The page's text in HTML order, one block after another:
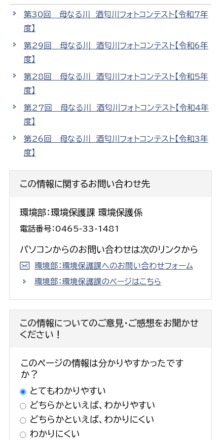
第30回 母なる川 酒匂川フォトコンテスト【令和7年
度】
第29回 母なる川 酒匂川フォトコンテスト【令和6年
度】
第28回 母なる川 酒匂川フォトコンテスト【令和5年
度】
第27回 母なる川 酒匂川フォトコンテスト【令和4年
度】
第26回 母なる川 酒匂川フォトコンテスト【令和3年
度】
この情報に関するお問い合わせ先
環境部：環境保護課 環境保護係
電話番号：0465-33-1481
パソコンからのお問い合わせは次のリンクから
環境部：環境保護課へのお問い合わせフォーム
環境部：環境保護課のページはこちら
この情報についてのご意見・ご感想をお聞かせ
ください！
このページの情報は分かりやすかったです
か？
とてもわかりやすい
どちらかといえば、わかりやすい
どちらかといえば、わかりにくい
わかりにくい